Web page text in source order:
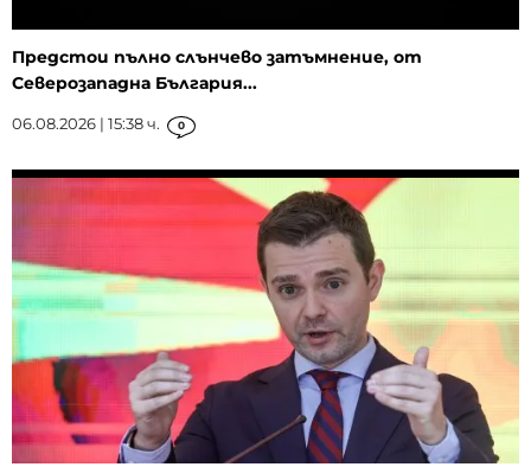
Предстои пълно слънчево затъмнение, от
Северозападна България...
06.08.2026 | 15:38 ч. 0